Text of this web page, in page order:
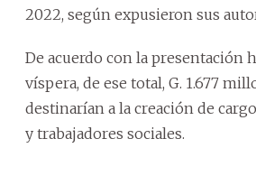
2022, según expusieron sus
De acuerdo con la presentación
víspera, de ese total, G. 1.677
destinarían a la creación de
y trabajadores sociales.